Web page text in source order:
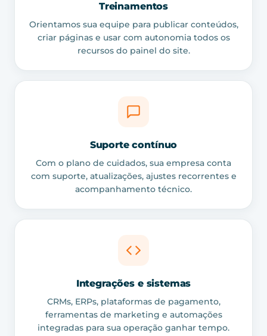
Treinamentos
Orientamos sua equipe para publicar conteúdos,
criar páginas e usar com autonomia todos os
recursos do painel do site.
Suporte contínuo
Com o plano de cuidados, sua empresa conta
com suporte, atualizações, ajustes recorrentes e
acompanhamento técnico.
Integrações e sistemas
CRMs, ERPs, plataformas de pagamento,
ferramentas de marketing e automações
integradas para sua operação ganhar tempo.